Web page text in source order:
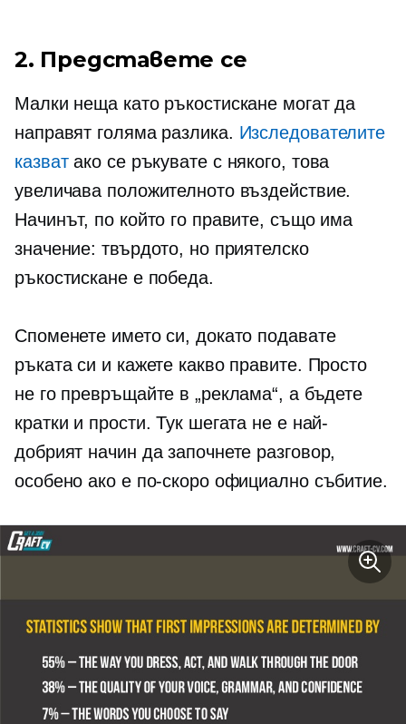
2. Представете се
Малки неща като ръкостискане могат да
направят голяма разлика. Изследователите
казватако се ръкувате с някого, това
увеличава положителното въздействие.
Начинът, по който го правите, също има
значение: твърдото, но приятелско
ръкостискане е победа.
Споменете името си, докато подавате
ръката си и кажете какво правите. Просто
не го превръщайте в „реклама“, а бъдете
кратки и прости. Тук шегата не е най-
добрият начин да започнете разговор,
особено ако е по-скоро официално събитие.